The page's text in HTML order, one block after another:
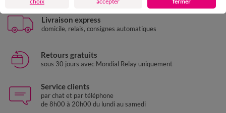
Livraison express
domicile, relais, consignes automatiques
Retours gratuits
sous 30 jours avec Mondial Relay uniquement
Service clients
par chat et par téléphone
de 8h00 à 20h00 du lundi au samedi